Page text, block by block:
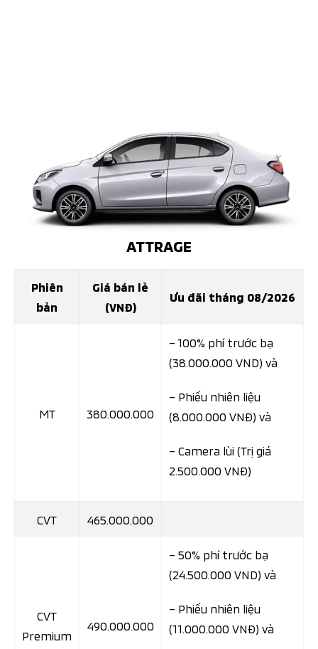
ATTRAGE
Phiên
bản
Giá bán lẻ
(VNĐ)
Ưu đãi tháng 08/2026
MT 380.000.000
– 100% phí trước bạ
(38.000.000 VND) và
– Phiếu nhiên liệu
(8.000.000 VNĐ) và
– Camera lùi (Trị giá
2.500.000 VNĐ)
CVT 465.000.000
CVT
Premium
490.000.000
– 50% phí trước bạ
(24.500.000 VND) và
– Phiếu nhiên liệu
(11.000.000 VNĐ) và